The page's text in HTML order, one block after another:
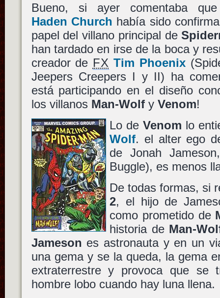
Bueno, si ayer comentaba
Haden Church había sido
papel del villano principal de
han tardado en irse de la boca y
creador de FX Tim Phoenix
Jeepers Creepers I y II) ha
está participando en el diseño
los villanos Man-Wolfy Venom!
Lo deVenom lo
Wolf. el alter ego
de Jonah
Buggle), es menos
De todas formas, si
2, el hijo de
como prometido de
historia de Man-
Jameson es astronauta y en un
una gema y se la queda, la gema
extraterrestre y provoca que se
hombre lobo cuando hay luna llena.